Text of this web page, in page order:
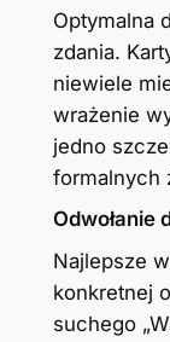
Optymalna
zdania.
niewiele
wrażenie
jedno
formalnych
Odwołanie
Najlepsze
konkretnej
suchego